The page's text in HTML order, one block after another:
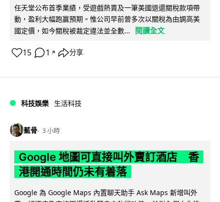
任天堂公布首季業績，受遊戲熱賣及一筆美國退還關稅款項帶
動，盈利大幅跑贏預期。惟公司早前曾多次以關稅為由調高美
國定價，如今關稅被裁定違法並全數...
閱讀全文
15 1 ↗ 分享
科技娛樂 生活科技
藍骨 3 小時
Google 地圖可直接叫外賣訂酒店 香
港開通時間仍未有着落
Google 為 Google Maps 內置聊天助手 Ask Maps 新增叫外